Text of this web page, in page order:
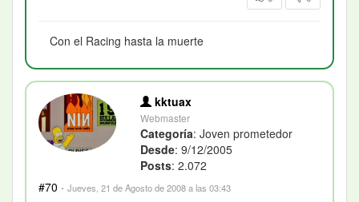
Con el Racing hasta la muerte
kktuax
Webmaster
Categoría: Joven prometedor
Desde: 9/12/2005
Posts: 2.072
#70 · Jueves, 21 de Agosto de 2008 a las 03:43